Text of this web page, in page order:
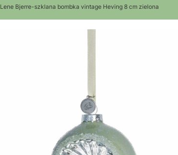
Lene Bjerre-szklana bombka vintage Heving 8 cm zielona